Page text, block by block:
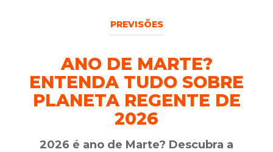
PREVISÕES
ANO DE MARTE?
ENTENDA TUDO SOBRE
PLANETA REGENTE DE
2026
2026 é ano de Marte? Descubra a